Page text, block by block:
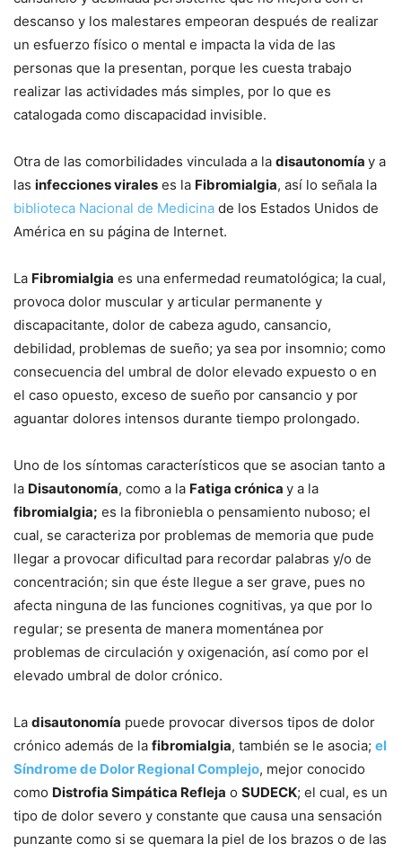
descanso y los malestares empeoran después de realizar
un esfuerzo físico o mental e impacta la vida de las
personas que la presentan, porque les cuesta trabajo
realizar las actividades más simples, por lo que es
catalogada como discapacidad invisible.
Otra de las comorbilidades vinculada a la disautonomía y a
las infecciones virales es la Fibromialgia, así lo señala la
biblioteca Nacional de Medicina de los Estados Unidos de
América en su página de Internet.
La Fibromialgia es una enfermedad reumatológica; la cual,
provoca dolor muscular y articular permanente y
discapacitante, dolor de cabeza agudo, cansancio,
debilidad, problemas de sueño; ya sea por insomnio; como
consecuencia del umbral de dolor elevado expuesto o en
el caso opuesto, exceso de sueño por cansancio y por
aguantar dolores intensos durante tiempo prolongado.
Uno de los síntomas característicos que se asocian tanto a
la Disautonomía, como a la Fatiga crónica y a la
fibromialgia; es la fibroniebla o pensamiento nuboso; el
cual, se caracteriza por problemas de memoria que pude
llegar a provocar dificultad para recordar palabras y/o de
concentración; sin que éste llegue a ser grave, pues no
afecta ninguna de las funciones cognitivas, ya que por lo
regular; se presenta de manera momentánea por
problemas de circulación y oxigenación, así como por el
elevado umbral de dolor crónico.
La disautonomía puede provocar diversos tipos de dolor
crónico además de la fibromialgia, también se le asocia; el
Síndrome de Dolor Regional Complejo, mejor conocido
como Distrofia Simpática Refleja o SUDECK; el cual, es un
tipo de dolor severo y constante que causa una sensación
punzante como si se quemara la piel de los brazos o de las